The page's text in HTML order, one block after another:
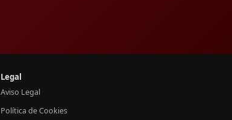
Legal
Aviso Legal
Política de Cookies